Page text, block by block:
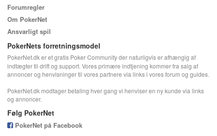
Forumregler
Om PokerNet
Ansvarligt spil
PokerNets forretningsmodel
PokerNet.dk er et gratis Poker Community der naturligvis er afhængig af
indtægter til drift og support. Vores primære indtjening kommer fra salg af
annoncer og henvisninger til vores partnere via links i vores forum og guides.
PokerNet.dk modtager betaling hver gang vi henviser en ny kunde via links
og annoncer.
Følg PokerNet
PokerNet på Facebook